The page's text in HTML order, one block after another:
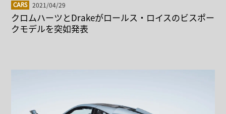
CARS 2021/04/29
クロムハーツとDrakeがロールス・ロイスのビスポー
クモデルを突如発表